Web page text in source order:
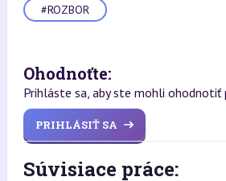
#ROZBOR
Ohodnoťte:
Prihláste sa, aby ste mohli ohodnotiť
PRIHLÁSIŤ SA
Súvisiace práce: